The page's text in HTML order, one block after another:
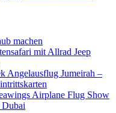
machen
mit Allrad Jeep
Angelausflug Jumeirah –
Airplane Flug Show
Dubai